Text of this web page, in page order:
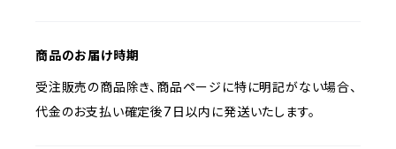
商品のお届け時期
受注販売の商品除き、商品ページに特に明記がない場合、
代金のお支払い確定後7日以内に発送いたします。